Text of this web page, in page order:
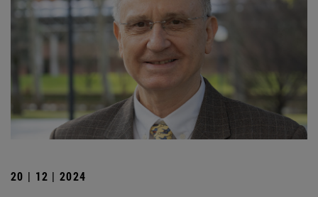
20 | 12 | 2024